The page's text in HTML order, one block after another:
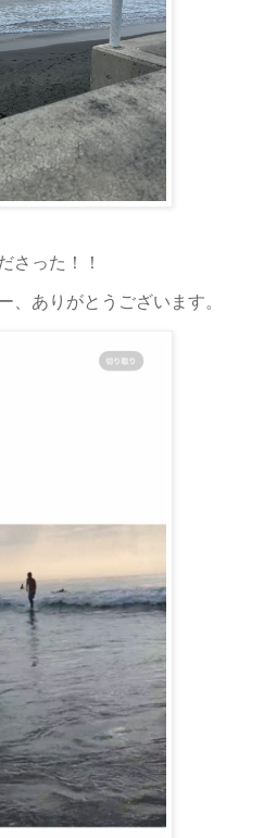
さった！！
、ありがとうございます。